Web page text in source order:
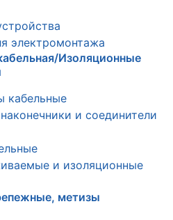
электромонтажа
Изоляционные
кабельные
и соединители
и изоляционные
метизы